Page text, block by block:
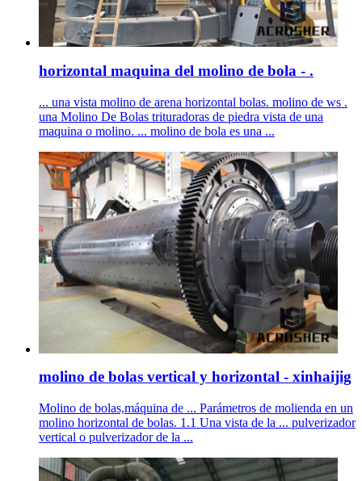
horizontal maquina del molino de bola - .
... una vista molino de arena horizontal bolas. molino de ws .
una Molino De Bolas trituradoras de piedra vista de una
maquina o molino. ... molino de bola es una ...
molino de bolas vertical y horizontal - xinhaijig
Molino de bolas,máquina de ... Parámetros de molienda en un
molino horizontal de bolas. 1.1 Una vista de la ... pulverizador
vertical o pulverizador de la ...